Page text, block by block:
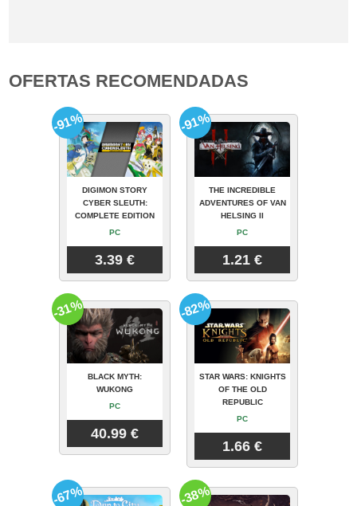
OFERTAS RECOMENDADAS
DIGIMON STORY
CYBER SLEUTH:
COMPLETE EDITION
PC
3.39 €
-91%
THE INCREDIBLE
ADVENTURES OF VAN
HELSING II
PC
1.21 €
-91%
BLACK MYTH:
WUKONG
PC
40.99 €
-31%
STAR WARS: KNIGHTS
OF THE OLD
REPUBLIC
PC
1.66 €
-82%
-67% -38%